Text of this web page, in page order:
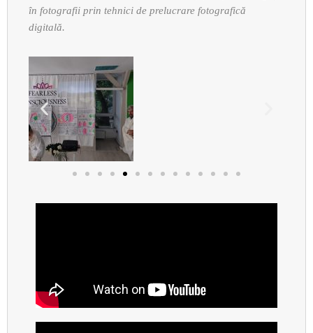
în fotografii prin tehnici de prelucrare fotografică
digitală.